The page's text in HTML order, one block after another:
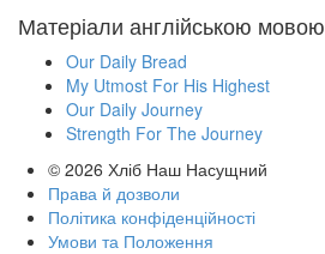
Матеріали англійською мовою
Our Daily Bread
My Utmost For His Highest
Our Daily Journey
Strength For The Journey
© 2026 Хліб Наш Насущний
Права й дозволи
Політика конфіденційності
Умови та Положення